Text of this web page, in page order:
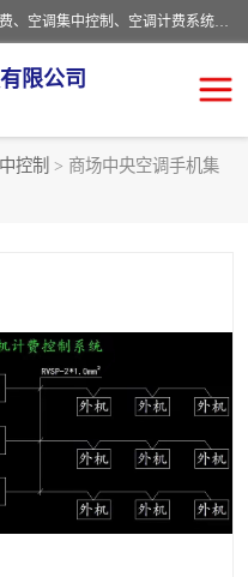
商洛福安昌鑫贸易有限公司从事空调分户计费、空调集中控制、空调计费系统、空调远程控制、中央空调分户计费、中央空调集中控制等产品的销售与安装。。语音控制，解放双手，让用户畅享安全、健康、便利、舒适、节能、愉悦的物联网智慧生活，我们竭诚为您提供住宅、别墅、公寓的智能家居化、智能办公化，智能酒店的解决方案。
限公司
控制 > 商场中央空调手机集
空调分户计费系统